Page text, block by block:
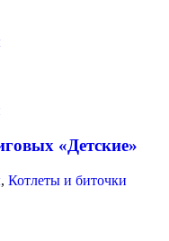
«Детские»
, Котлеты и биточки